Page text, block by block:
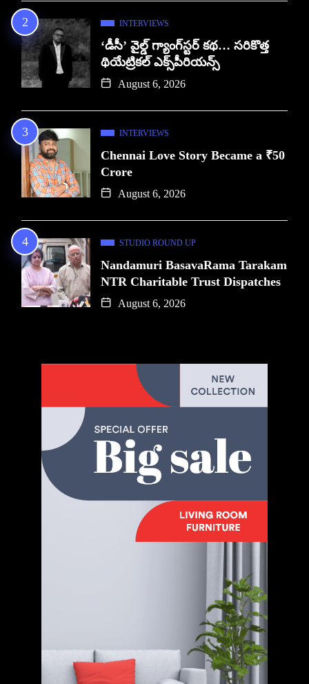
INTERVIEWS
‘డీసీ’ వైల్డ్ గ్యాంగ్‌స్టర్ కథ… సరికొత్త
థియేట్రికల్ ఎక్స్‌పీరియన్స్
August 6, 2026
INTERVIEWS
Chennai Love Story Became a ₹50
Crore
August 6, 2026
STUDIO ROUND UP
Nandamuri BasavaRama Tarakam
NTR Charitable Trust Dispatches
August 6, 2026